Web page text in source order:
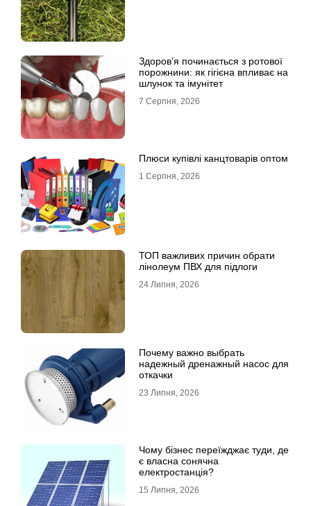
Здоров’я починається з ротової
порожнини: як гігієна впливає на
шлунок та імунітет
7 Серпня, 2026
Плюси купівлі канцтоварів оптом
1 Серпня, 2026
ТОП важливих причин обрати
лінолеум ПВХ для підлоги
24 Липня, 2026
Почему важно выбрать
надежный дренажный насос для
откачки
23 Липня, 2026
Чому бізнес переїжджає туди, де
є власна сонячна
електростанція?
15 Липня, 2026